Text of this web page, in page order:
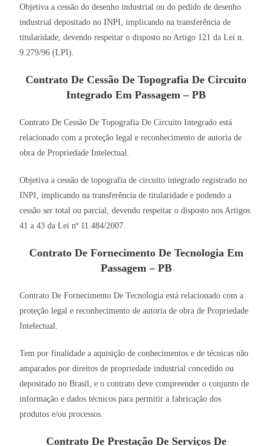
Objetiva a cessão do desenho industrial ou do pedido de desenho
industrial depositado no INPI, implicando na transferência de
titularidade, devendo respeitar o disposto no Artigo 121 da Lei n.
9.279/96 (LPI).
Contrato De Cessão De Topografia De Circuito
Integrado Em Passagem – PB
Contrato De Cessão De Topografia De Circuito Integrado está
relacionado com a proteção legal e reconhecimento de autoria de
obra de Propriedade Intelectual.
Objetiva a cessão de topografia de circuito integrado registrado no
INPI, implicando na transferência de titularidade e podendo a
cessão ser total ou parcial, devendo respeitar o disposto nos Artigos
41 a 43 da Lei nº 11.484/2007.
Contrato De Fornecimento De Tecnologia Em
Passagem – PB
Contrato De Fornecimento De Tecnologia está relacionado com a
proteção legal e reconhecimento de autoria de obra de Propriedade
Intelectual.
Tem por finalidade a aquisição de conhecimentos e de técnicas não
amparados por direitos de propriedade industrial concedido ou
depositado no Brasil, e o contrato deve compreender o conjunto de
informação e dados técnicos para permitir a fabricação dos
produtos e/ou processos.
Contrato De Prestação De Serviços De